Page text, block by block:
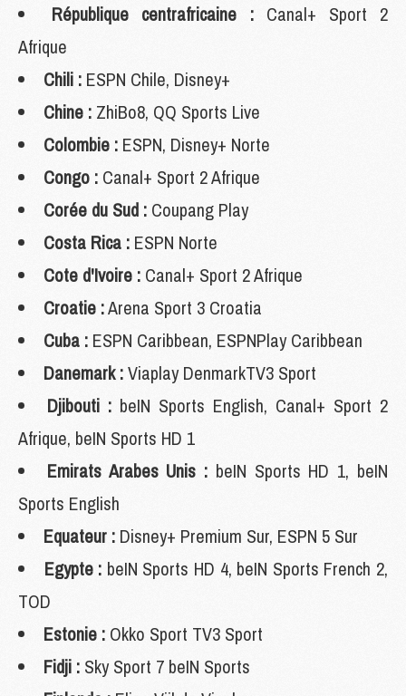
République centrafricaine :Canal+ Sport 2
Afrique
Chili : ESPN Chile, Disney+
Chine : ZhiBo8, QQ Sports Live
Colombie : ESPN, Disney+ Norte
Congo : Canal+ Sport 2 Afrique
Corée du Sud : Coupang Play
Costa Rica : ESPN Norte
Cote d'Ivoire : Canal+ Sport 2 Afrique
Croatie :Arena Sport 3 Croatia
Cuba : ESPN Caribbean, ESPNPlay Caribbean
Danemark :Viaplay DenmarkTV3 Sport
Djibouti : beIN Sports English, Canal+ Sport 2
Afrique, beIN Sports HD 1
Emirats Arabes Unis : beIN Sports HD 1, beIN
Sports English
Equateur : Disney+ Premium Sur, ESPN 5 Sur
Egypte : beIN Sports HD 4, beIN Sports French 2,
TOD
Estonie : Okko Sport TV3 Sport
Fidji : Sky Sport 7 beIN Sports